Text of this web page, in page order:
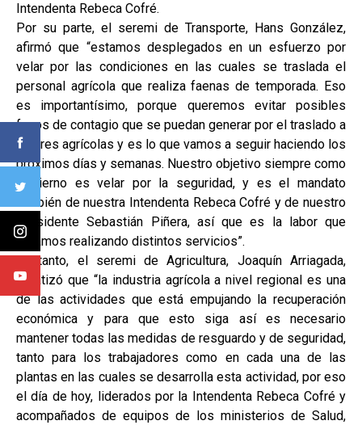
Intendenta Rebeca Cofré.
Por su parte, el seremi de Transporte, Hans González,
afirmó que “estamos desplegados en un esfuerzo por
velar por las condiciones en las cuales se traslada el
personal agrícola que realiza faenas de temporada. Eso
es importantísimo, porque queremos evitar posibles
focos de contagio que se puedan generar por el traslado a
labores agrícolas y es lo que vamos a seguir haciendo los
próximos días y semanas. Nuestro objetivo siempre como
Gobierno es velar por la seguridad, y es el mandato
también de nuestra Intendenta Rebeca Cofré y de nuestro
Presidente Sebastián Piñera, así que es la labor que
estamos realizando distintos servicios”.
En tanto, el seremi de Agricultura, Joaquín Arriagada,
enfatizó que “la industria agrícola a nivel regional es una
de las actividades que está empujando la recuperación
económica y para que esto siga así es necesario
mantener todas las medidas de resguardo y de seguridad,
tanto para los trabajadores como en cada una de las
plantas en las cuales se desarrolla esta actividad, por eso
el día de hoy, liderados por la Intendenta Rebeca Cofré y
acompañados de equipos de los ministerios de Salud,